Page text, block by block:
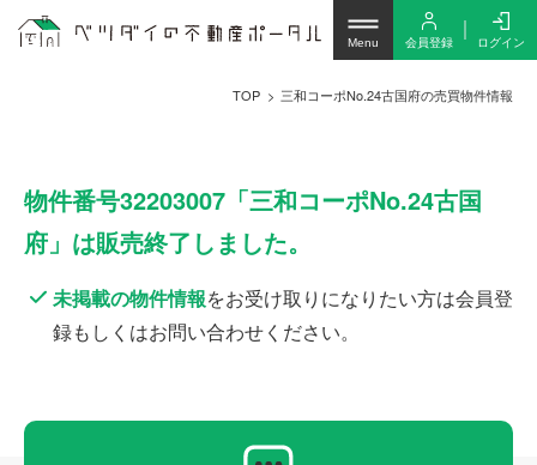
Menu 会員登録 ログイン
TOP 三和コーポNo.24古国府の売買物件情報
物件番号32203007「三和コーポNo.24古国
府」は販売終了しました。
未掲載の物件情報をお受け取りになりたい方は会員登
録もしくはお問い合わせください。